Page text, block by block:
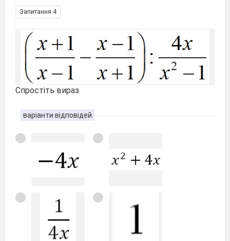
Запитання 4
Спростіть вираз
варіанти відповідей